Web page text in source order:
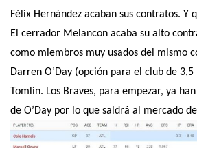
Félix Hernández acaban sus contratos. Y
El cerrador Melancon acaba su alto
como miembros muy usados del mismo
Darren O’Day (opción para el club de
Tomlin. Los Braves, para empezar, ya
de O’Day por lo que saldrá al mercado